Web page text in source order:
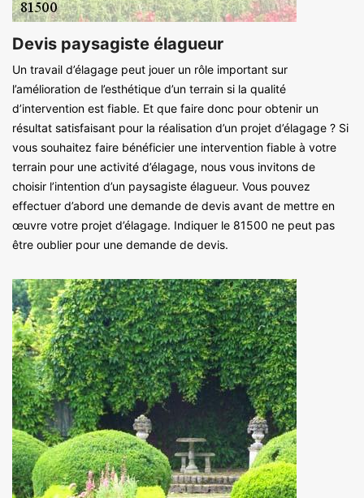
Devis paysagiste élagueur
Un travail d’élagage peut jouer un rôle important sur
l’amélioration de l’esthétique d’un terrain si la qualité
d’intervention est fiable. Et que faire donc pour obtenir un
résultat satisfaisant pour la réalisation d’un projet d’élagage ? Si
vous souhaitez faire bénéficier une intervention fiable à votre
terrain pour une activité d’élagage, nous vous invitons de
choisir l’intention d’un paysagiste élagueur. Vous pouvez
effectuer d’abord une demande de devis avant de mettre en
œuvre votre projet d’élagage. Indiquer le 81500 ne peut pas
être oublier pour une demande de devis.